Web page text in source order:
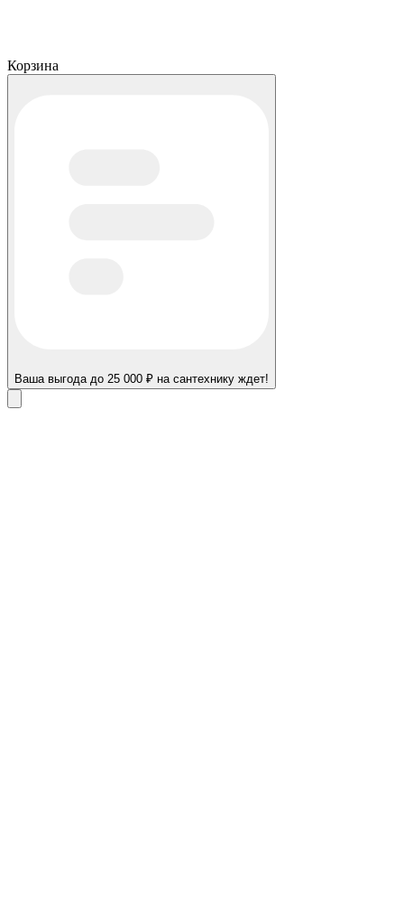
Корзина
Ваша выгода до 25 000 ₽ на сантехнику ждет!